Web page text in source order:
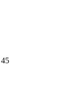
45